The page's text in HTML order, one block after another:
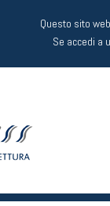
Questo sito
Se accedi a